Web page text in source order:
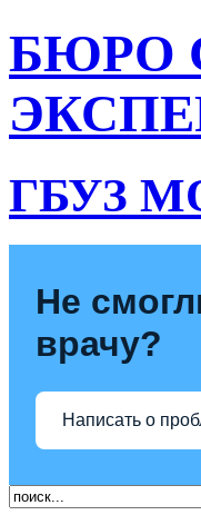
БЮРО
ГБУЗ
Не
врачу?
Написать о